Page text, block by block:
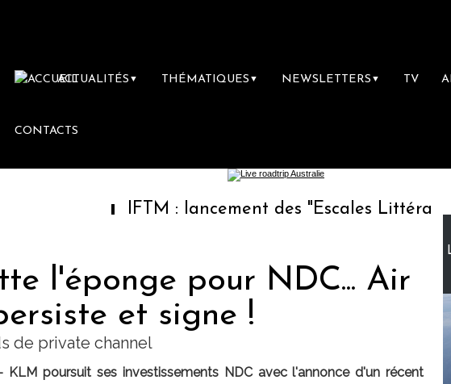
ACTUALITÉS ▼ THÉMATIQUES ▼ NEWSLETTERS ▼ TV
CONTACTS
IFTM : lancement des "Escales Littéraires", la
l'éponge pour NDC... Air
et signe !
de private channel
KLM poursuit ses investissements NDC avec l'annonce d'un récent